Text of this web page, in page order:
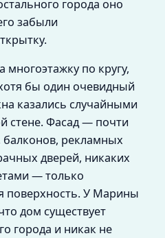
города оно
забыли
многоэтажку по кругу,
бы один очевидный
казались случайными
стене. Фасад — почти
балконов, рекламных
дверей, никаких
— только
поверхность. У Марины
дом существует
города и никак не